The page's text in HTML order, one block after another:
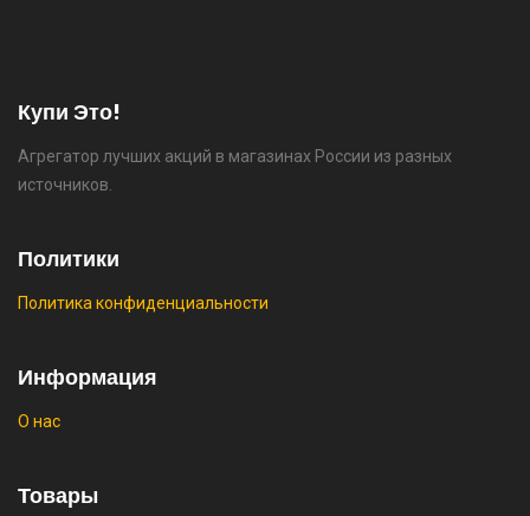
🔥 16190 руб. |
Купи Это!
Агрегатор лучших акций в магазинах России из разных
источников.
Политики
Политика конфиденциальности
Информация
О нас
Товары